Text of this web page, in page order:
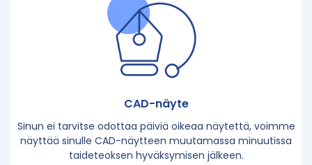
CAD-näyte
Sinun ei tarvitse odottaa päiviä oikeaa näytettä, voimme
näyttää sinulle CAD-näytteen muutamassa minuutissa
taideteoksen hyväksymisen jälkeen.